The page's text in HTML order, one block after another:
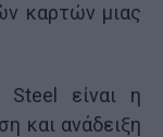
καρτών μιας
είναι η
και ανάδειξη